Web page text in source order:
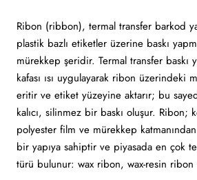
Ribon (ribbon), termal transfer barkod
plastik bazlı etiketler üzerine baskı
mürekkep şeridir. Termal transfer baskı
kafası ısı uygulayarak ribon üzerindeki
eritir ve etiket yüzeyine aktarır; bu
kalıcı, silinmez bir baskı oluşur. Ribon;
polyester film ve mürekkep
bir yapıya sahiptir ve piyasada en çok
türü bulunur: wax ribon, wax-resin